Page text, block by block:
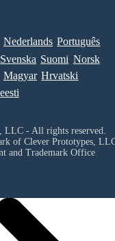
Nederlands Português
Svenska Suomi Norsk
Magyar Hrvatski
eesti
- All rights reserved.
of Clever Prototypes,
and Trademark Office